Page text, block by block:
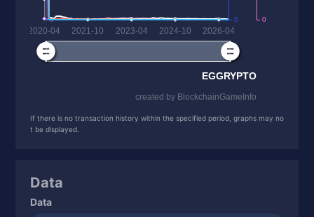
If there is no transaction history within the specified period, graphs may no
t be displayed.
Data
Data